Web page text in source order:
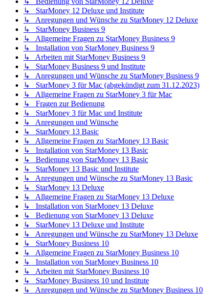
↳ StarMoney 12 Deluxe und Institute
↳ Anregungen und Wünsche zu StarMoney 12 Deluxe
↳ StarMoney Business 9
↳ Allgemeine Fragen zu StarMoney Business 9
↳ Installation von StarMoney Business 9
↳ Arbeiten mit StarMoney Business 9
↳ StarMoney Business 9 und Institute
↳ Anregungen und Wünsche zu StarMoney Business 9
↳ StarMoney 3 für Mac (abgekündigt zum 31.12.2023)
↳ Allgemeine Fragen zu StarMoney 3 für Mac
↳ Fragen zur Bedienung
↳ StarMoney 3 für Mac und Institute
↳ Anregungen und Wünsche
↳ StarMoney 13 Basic
↳ Allgemeine Fragen zu StarMoney 13 Basic
↳ Installation von StarMoney 13 Basic
↳ Bedienung von StarMoney 13 Basic
↳ StarMoney 13 Basic und Institute
↳ Anregungen und Wünsche zu StarMoney 13 Basic
↳ StarMoney 13 Deluxe
↳ Allgemeine Fragen zu StarMoney 13 Deluxe
↳ Installation von StarMoney 13 Deluxe
↳ Bedienung von StarMoney 13 Deluxe
↳ StarMoney 13 Deluxe und Institute
↳ Anregungen und Wünsche zu StarMoney 13 Deluxe
↳ StarMoney Business 10
↳ Allgemeine Fragen zu StarMoney Business 10
↳ Installation von StarMoney Business 10
↳ Arbeiten mit StarMoney Business 10
↳ StarMoney Business 10 und Institute
↳ Anregungen und Wünsche zu StarMoney Business 10